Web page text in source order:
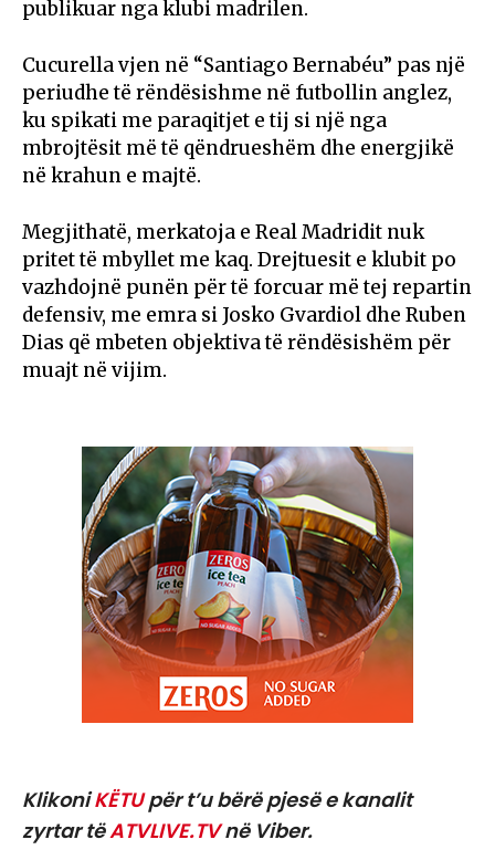
publikuar nga klubi madrilen.
Cucurella vjen në “Santiago Bernabéu” pas një
periudhe të rëndësishme në futbollin anglez,
ku spikati me paraqitjet e tij si një nga
mbrojtësit më të qëndrueshëm dhe energjikë
në krahun e majtë.
Megjithatë, merkatoja e Real Madridit nuk
pritet të mbyllet me kaq. Drejtuesit e klubit po
vazhdojnë punën për të forcuar më tej repartin
defensiv, me emra si Josko Gvardiol dhe Ruben
Dias që mbeten objektiva të rëndësishëm për
muajt në vijim.
KlikoniKËTUpër t’u bërë pjesë e kanalit
zyrtar tëATVLIVE.TVnë Viber.